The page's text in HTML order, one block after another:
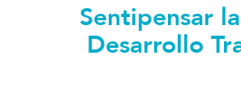
Sentipensar
Desarrollo